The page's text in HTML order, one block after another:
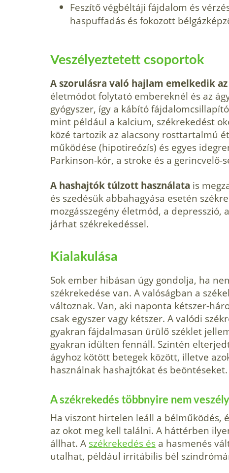
Feszítő végbéltáji fájdalom és
haspuffadás és fokozott
Veszélyeztetett csoportok
A szorulásra való hajlam emelkedik
életmódot folytató embereknél és az
gyógyszer, így a kábító
mint például a kalcium, székrekedést
közé tartozik az alacsony rosttartalmú
működése (hipotireózís) és egyes
Parkinson-kór, a stroke és a gerincvelő-
A hashajtók túlzott használata is
és szedésük abbahagyása esetén
mozgásszegény életmód, a depresszió,
járhat székrekedéssel.
Kialakulása
Sok ember hibásan úgy gondolja, ha
székrekedése van. A valóságban a
változnak. Van, aki naponta kétszer-
csak egyszer vagy kétszer. A valódi
gyakran fájdalmasan ürülő széklet
gyakran idülten fennáll. Szintén
ágyhoz kötött betegek között, illetve
használnak hashajtókat és beöntéseket.
A székrekedés többnyire nem
Ha viszont hirtelen leáll a bélműködés,
az okot meg kell találni. A háttérben
állhat. A székrekedés és a hasmenés
utalhat, például irritábilis bél